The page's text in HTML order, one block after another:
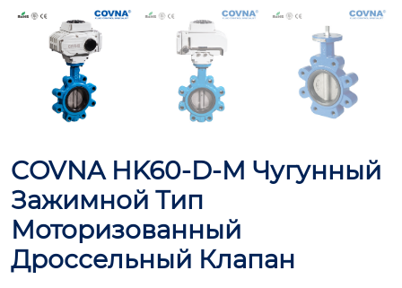
COVNA HK60-D-M Чугунный
Зажимной Тип
Моторизованный
Дроссельный Клапан